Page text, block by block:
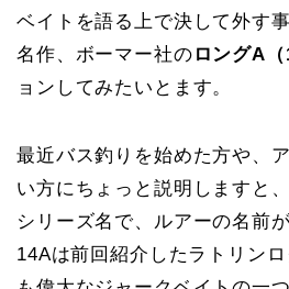
ベイトを語る上で決して外す
名作、ボーマー社の ロングA（
ョンしてみたいとます。
最近バス釣りを始めた方や、
い方にちょっと説明しますと、
シリーズ名で、ルアーの名前が
14Aは前回紹介したラトリン